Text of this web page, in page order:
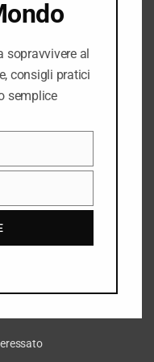
sopravvivere al
consigli pratici
semplice